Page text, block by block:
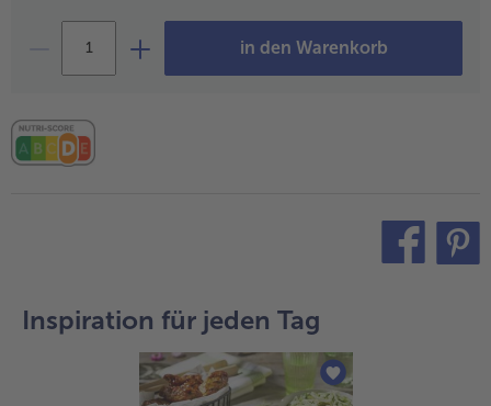
alle Küchenhelfer in den Warenkorb
Inspiration für jeden Tag